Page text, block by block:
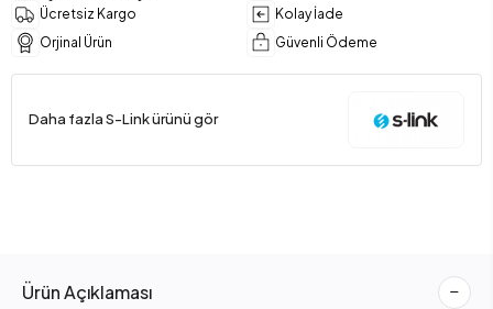
Ücretsiz Kargo
Kolay İade
Orjinal Ürün
Güvenli Ödeme
Daha fazla S-Link ürünü gör
Ürün Açıklaması